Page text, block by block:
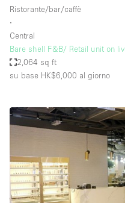
Ristorante/bar/caffè
∙
Central
Bare shell F&B/ Retail unit on
2,064 sq ft
su base HK$6,000 al giorno